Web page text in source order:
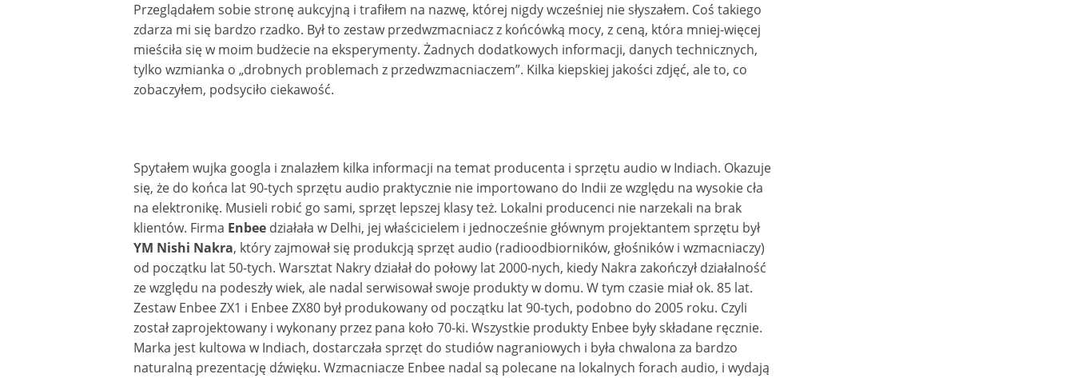
Przeglądałem sobie stronę aukcyjną i trafiłem na nazwę, której nigdy wcześniej nie słyszałem. Coś takiego
zdarza mi się bardzo rzadko. Był to zestaw przedwzmacniacz z końcówką mocy, z ceną, która mniej-więcej
mieściła się w moim budżecie na eksperymenty. Żadnych dodatkowych informacji, danych technicznych,
tylko wzmianka o „drobnych problemach z przedwzmacniaczem”. Kilka kiepskiej jakości zdjęć, ale to, co
zobaczyłem, podsyciło ciekawość.
Spytałem wujka googla i znalazłem kilka informacji na temat producenta i sprzętu audio w Indiach. Okazuje
się, że do końca lat 90-tych sprzętu audio praktycznie nie importowano do Indii ze względu na wysokie cła
na elektronikę. Musieli robić go sami, sprzęt lepszej klasy też. Lokalni producenci nie narzekali na brak
klientów. Firma Enbee działała w Delhi, jej właścicielem i jednocześnie głównym projektantem sprzętu był
YM Nishi Nakra, który zajmował się produkcją sprzęt audio (radioodbiorników, głośników i wzmacniaczy)
od początku lat 50-tych. Warsztat Nakry działał do połowy lat 2000-nych, kiedy Nakra zakończył działalność
ze względu na podeszły wiek, ale nadal serwisował swoje produkty w domu. W tym czasie miał ok. 85 lat.
Zestaw Enbee ZX1 i Enbee ZX80 był produkowany od początku lat 90-tych, podobno do 2005 roku. Czyli
został zaprojektowany i wykonany przez pana koło 70-ki. Wszystkie produkty Enbee były składane ręcznie.
Marka jest kultowa w Indiach, dostarczała sprzęt do studiów nagraniowych i była chwalona za bardzo
naturalną prezentację dźwięku. Wzmacniacze Enbee nadal są polecane na lokalnych forach audio, i wydają